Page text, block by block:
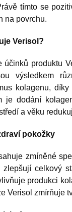
tímto se
na povrchu.
Verisol?
účinků produktu
výsledkem
kolagenu,
je dodání
a věku
pokožky
zmíněné
zlepšují celkový
produkci
Verisol zmírňuje